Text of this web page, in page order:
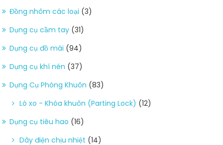
Đồng nhôm các loại (3)
Dụng cụ cầm tay (31)
Dụng cụ đồ mài (94)
Dụng cụ khí nén (37)
Dụng Cụ Phòng Khuôn (83)
Lò xo - Khóa khuôn (Parting Lock) (12)
Dụng cụ tiêu hao (16)
Dây điện chịu nhiệt (14)